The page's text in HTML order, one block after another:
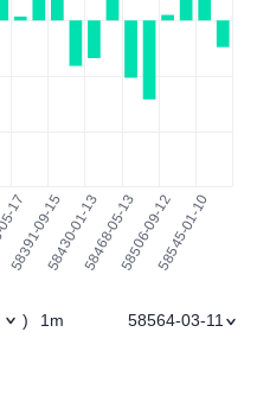
) 1m 58564-03-11